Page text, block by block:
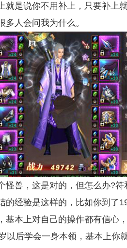
就是说你不用补上，只要补上
多人会问我为什么。
兽，这是对的，但怎么办?符
的经验是这样的，比如你到了
基本上对自己的操作都有信心
以后学会一身本领，基本上你